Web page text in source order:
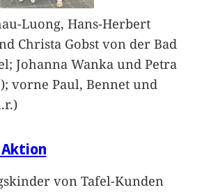
Luong, Hans-Herbert
Christa Gobst von der Bad
Johanna Wanka und Petra
vorne Paul, Bennet und
Aktion
von Tafel-Kunden